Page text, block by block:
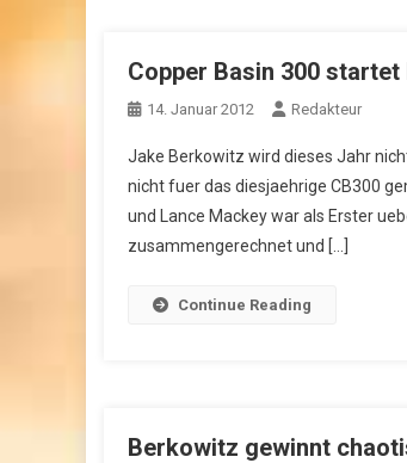
Copper Basin 300
14. Januar 2012 Redakteur
Jake Berkowitz wird dieses Jahr
nicht fuer das diesjaehrige CB300
und Lance Mackey war als Erster
zusammengerechnet und […]
Continue Reading
Berkowitz gewinnt